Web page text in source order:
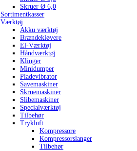
Skruer Ø 6,0
Sortimentkasser
Værktøj
Akku værktøj
Brændekløvere
El-Værktøj
Håndværktøj
Klinger
Minidumper
Pladevibrator
Savemaskiner
Skruemaskiner
Slibemaskiner
Specialværktøj
Tilbehør
Trykluft
Kompressore
Kompressorslanger
Tilbehør